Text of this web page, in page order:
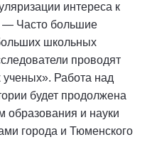
интереса к
— Часто большие
школьных
проводят
Работа над
будет продолжена
образования и науки
города и Тюменского